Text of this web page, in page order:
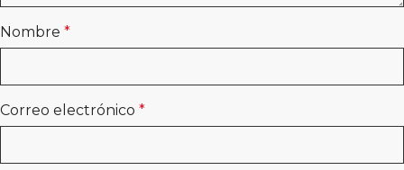
Nombre *
Correo electrónico *